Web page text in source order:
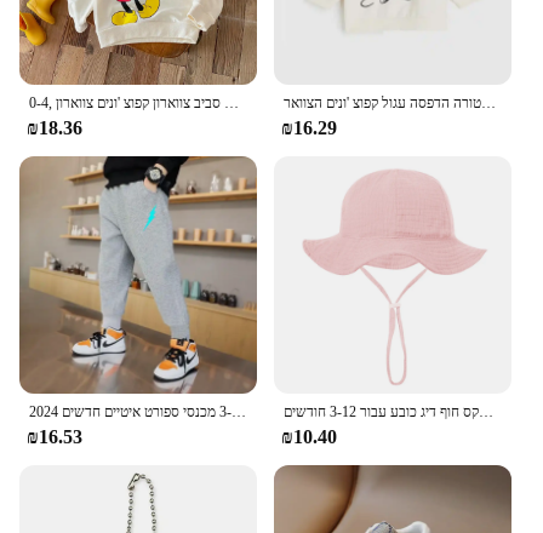
0-4, חולצת שרוול ארוך, חולצות אופנה רופפת ילדים סווטשרט ילדים באביב סתיו ילדים בגדים סביב צווארון קפוצ 'ונים צווארון
₪18.36
מיני סווטשירט עבור בנות שרוול ארוך תכליתי חולצות שרוולים ארוכים בתחילת הסתיו תחפושת חדשה ילד קריקטורה הדפסה עגול קפוצ 'ונים הצוואר
₪16.29
2024 בגדי גברים ברקים צעירים ומכנסיים בגדי ילדים סתיו 3-14 מכנסי ספורט איטיים חדשים
₪16.53
תינוק כותנה דלי כובע חדש לילדים קרם הגנה חיצוני כובעי בני בנות הדפסת פנמה כובע יוניסקס חוף דיג כובע עבור 3-12 חודשים
₪10.40